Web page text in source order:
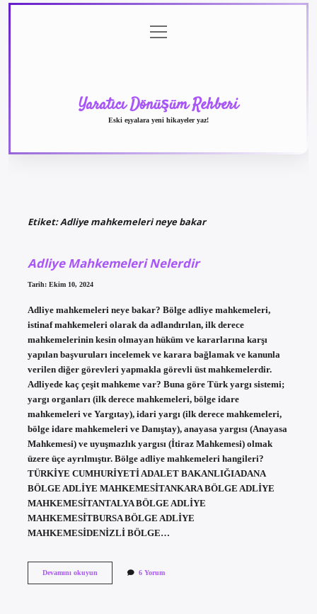
menüyü
aç
Yaratıcı Dönüşüm Rehberi
Eski eşyalara yeni hikayeler yaz!
Etiket:Adliye mahkemeleri neye bakar
Adliye Mahkemeleri Nelerdir
Tarih: Ekim 10, 2024
Adliye mahkemeleri neye bakar? Bölge adliye mahkemeleri,
istinaf mahkemeleri olarak da adlandırılan, ilk derece
mahkemelerinin kesin olmayan hüküm ve kararlarına karşı
yapılan başvuruları incelemek ve karara bağlamak ve kanunla
verilen diğer görevleri yapmakla görevli üst mahkemelerdir.
Adliyede kaç çeşit mahkeme var? Buna göre Türk yargı sistemi;
yargı organları (ilk derece mahkemeleri, bölge idare
mahkemeleri ve Yargıtay), idari yargı (ilk derece mahkemeleri,
bölge idare mahkemeleri ve Danıştay), anayasa yargısı (Anayasa
Mahkemesi) ve uyuşmazlık yargısı (İtiraz Mahkemesi) olmak
üzere üçe ayrılmıştır. Bölge adliye mahkemeleri hangileri?
TÜRKİYE CUMHURİYETİ ADALET BAKANLIĞIADANA
BÖLGE ADLİYE MAHKEMESİTANKARA BÖLGE ADLİYE
MAHKEMESİTANTALYA BÖLGE ADLİYE
MAHKEMESİTBURSA BÖLGE ADLİYE
MAHKEMESİDENİZLİ BÖLGE…
Devamını okuyunAdliye
6 Yorum